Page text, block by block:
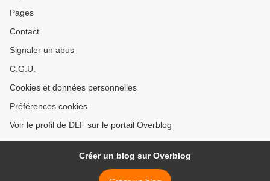
Pages
Contact
Signaler un abus
C.G.U.
Cookies et données personnelles
Préférences cookies
Voir le profil de DLF sur le portail Overblog
Créer un blog sur Overblog